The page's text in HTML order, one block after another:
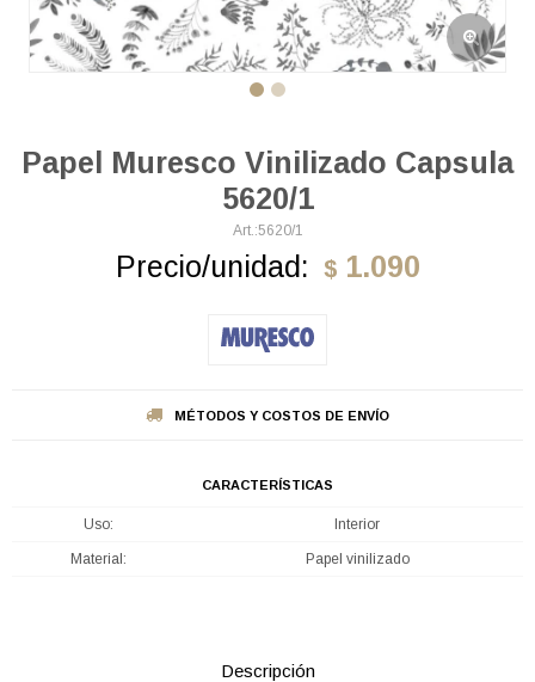
Papel Muresco Vinilizado Capsula
5620/1
5620/1
Precio/unidad: $ 1.090
MÉTODOS Y COSTOS DE ENVÍO
CARACTERÍSTICAS
Uso Interior
Material Papel vinilizado
Descripción